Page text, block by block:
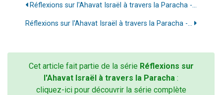
Réflexions sur l'Ahavat Israël à travers la Paracha -...
Réflexions sur l'Ahavat Israël à travers la Paracha -...
Cet article fait partie de la série Réflexions sur
l'Ahavat Israël à travers la Paracha :
cliquez-ici pour découvrir la série complète